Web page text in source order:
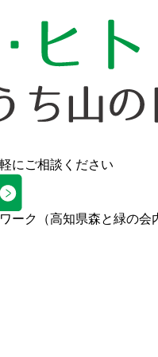
にご相談ください
ーク（高知県森と緑の会